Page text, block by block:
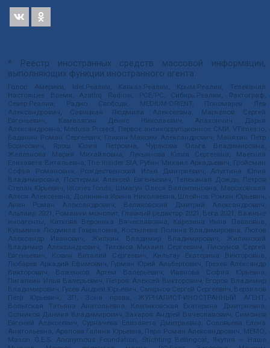
* Реестр иностранных средств массовой информации,
выполняющих функции иностранного агента:
Голос Америки, Idel.Реалии, Кавказ.Реалии, Крым.Реалии, Телеканал
Настоящее Время, Azatliq Radiosi, PCE/PC, Сибирь.Реалии, Фактограф,
Север.Реалии, Радио Свобода, MEDIUM-ORIENT, Пономарев Лев
Александрович, Савицкая Людмила Алексеевна, Маркелов Сергей
Евгеньевич, Камалягин Денис Николаевич, Апахончич Дарья
Александровна, Medusa Project, Первое антикоррупционное СМИ, VTimes.io,
Баданин Роман Сергеевич, Гликин Максим Александрович, Маняхин Петр
Борисович, Ярош Юлия Петровна, Чуракова Ольга Владимировна,
Железнова Мария Михайловна, Лукьянова Юлия Сергеевна, Маетная
Елизавета Витальевна, The Insider SIA, Рубин Михаил Аркадьевич, Гройсман
Софья Романовна, Рождественский Илья Дмитриевич, Апухтина Юлия
Владимировна, Постернак Алексей Евгеньевич, Телеканал Дождь, Петров
Степан Юрьевич, Istories fonds, Шмагун Олеся Валентиновна, Мароховская
Алеся Алексеевна, Долинина Ирина Николаевна, Шлейнов Роман Юрьевич,
Анин Роман Александрович, Великовский Дмитрий Александрович,
Альтаир 2021, Ромашки монолит, Главный редактор 2021, Вега 2021, Важные
иноагенты, Каткова Вероника Вячеславовна, Карезина Инна Павловна,
Кузьмина Людмила Гавриловна, Костылева Полина Владимировна, Лютов
Александр Иванович, Жилкин Владимир Владимирович, Жилинский
Владимир Александрович, Тихонов Михаил Сергеевич, Пискунов Сергей
Евгеньевич, Ковин Виталий Сергеевич, Кильтау Екатерина Викторовна,
Любарев Аркадий Ефимович, Гурман Юрий Альбертович, Грезев Александр
Викторович, Важенков Артем Валерьевич, Иванова София Юрьевна,
Пигалкин Илья Валерьевич, Петров Алексей Викторович, Егоров Владимир
Владимирович, Гусев Андрей Юрьевич, Смирнов Сергей Сергеевич, Верзилов
Петр Юрьевич, ЗП, Зона права, ЖУРНАЛИСТ-ИНОСТРАННЫЙ АГЕНТ,
Вольтская Татьяна Анатольевна, Клепиковская Екатерина Дмитриевна,
Сотников Даниил Владимирович, Захаров Андрей Вячеславович, Симонов
Евгений Алексеевич, Сурначева Елизавета Дмитриевна, Соловьева Елена
Анатольевна, Арапова Галина Юрьевна, Перл Роман Александрович, МЕМО,
Mason G.E.S. Anonymous Foundation, Stichting Bellingcat, Якутия – Наше